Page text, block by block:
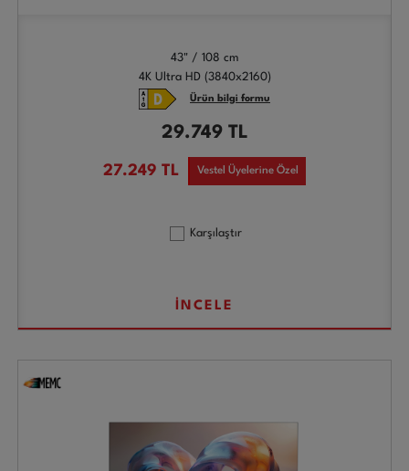
43" / 108 cm
4K Ultra HD (3840x2160)
Ürün bilgi formu
29.749 TL
27.249 TL Vestel Üyelerine Özel
Karşılaştır
İNCELE